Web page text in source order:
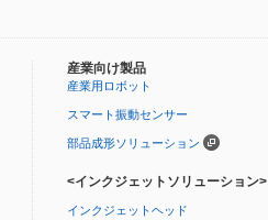
産業向け製品
産業用ロボット
スマート振動センサー
部品成形ソリューション
<インクジェットソリューション>
インクジェットヘッド